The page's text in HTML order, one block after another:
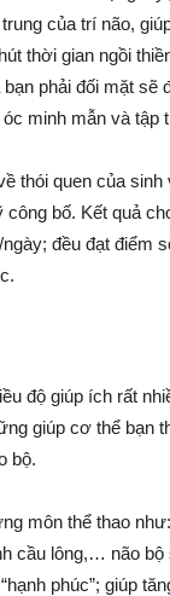
của trí não,
thời gian ngồi
phải đối mặt sẽ
minh mẫn và tập
thói quen của
công bố. Kết quả
đều đạt điểm
độ giúp ích rất
giúp cơ thể bạn
bộ.
môn thể thao
cầu lông,… não
phúc”; giúp